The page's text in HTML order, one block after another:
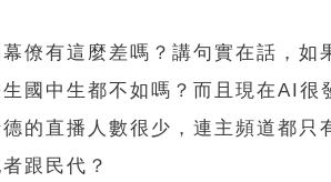
僚有這麼差嗎？講句實在話，
國中生都不如嗎？而且現在AI
的直播人數很少，連主頻道都只
跟民代？